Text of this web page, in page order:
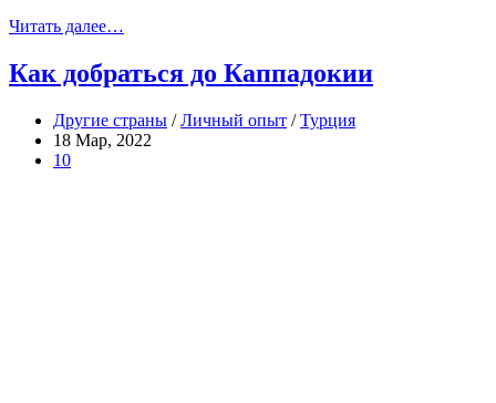
Читать далее…
Как добраться до Каппадокии
Другие страны /Личный опыт /Турция
18 Мар, 2022
10